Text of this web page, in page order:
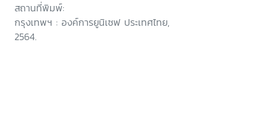
สถานที่พิมพ์:
กรุงเทพฯ : องค์การยูนิเซฟ ประเทศไทย,
2564.